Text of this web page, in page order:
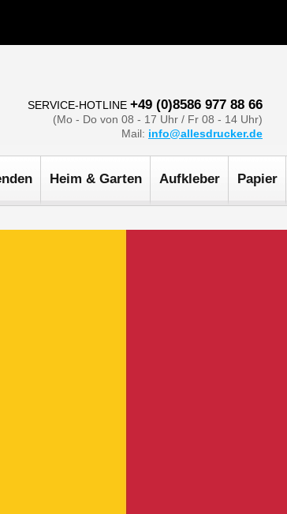
SERVICE-HOTLINE +49 (0)8586 977 88 66
(Mo - Do von 08 - 17 Uhr / Fr 08 - 14 Uhr)
Mail: info@allesdrucker.de
Heim & Garten Aufkleber Papier